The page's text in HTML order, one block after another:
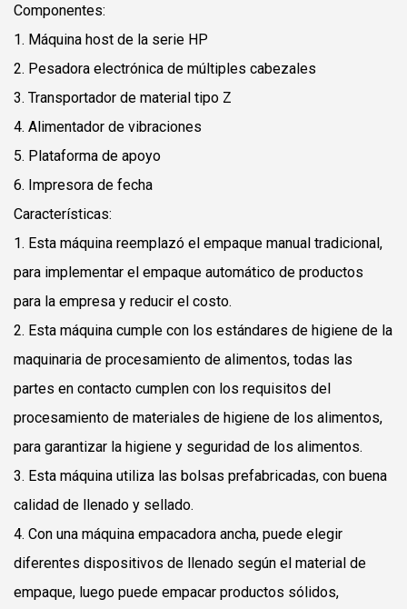
Componentes:
1. Máquina host de la serie HP
2. Pesadora electrónica de múltiples cabezales
3. Transportador de material tipo Z
4. Alimentador de vibraciones
5. Plataforma de apoyo
6. Impresora de fecha
Características:
1. Esta máquina reemplazó el empaque manual tradicional,
para implementar el empaque automático de productos
para la empresa y reducir el costo.
2. Esta máquina cumple con los estándares de higiene de la
maquinaria de procesamiento de alimentos, todas las
partes en contacto cumplen con los requisitos del
procesamiento de materiales de higiene de los alimentos,
para garantizar la higiene y seguridad de los alimentos.
3. Esta máquina utiliza las bolsas prefabricadas, con buena
calidad de llenado y sellado.
4. Con una máquina empacadora ancha, puede elegir
diferentes dispositivos de llenado según el material de
empaque, luego puede empacar productos sólidos,